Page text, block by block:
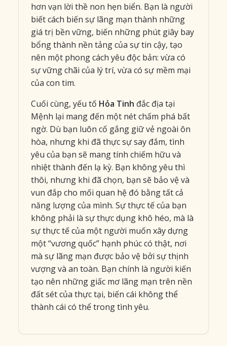
hơn vạn lời thề non hẹn biển. Bạn là người
biết cách biến sự lãng mạn thành những
giá trị bền vững, biến những phút giây bay
bổng thành nền tảng của sự tin cậy, tạo
nên một phong cách yêu độc bản: vừa có
sự vững chãi của lý trí, vừa có sự mềm mại
của con tim.
Cuối cùng, yếu tố Hỏa Tinh đắc địa tại
Mệnh lại mang đến một nét chấm phá bất
ngờ. Dù bạn luôn cố gắng giữ vẻ ngoài ôn
hòa, nhưng khi đã thực sự say đắm, tình
yêu của bạn sẽ mang tính chiếm hữu và
nhiệt thành đến lạ kỳ. Bạn không yêu thì
thôi, nhưng khi đã chọn, bạn sẽ bảo vệ và
vun đắp cho mối quan hệ đó bằng tất cả
năng lượng của mình. Sự thực tế của bạn
không phải là sự thực dụng khô héo, mà là
sự thực tế của một người muốn xây dựng
một “vương quốc” hạnh phúc có thật, nơi
mà sự lãng mạn được bảo vệ bởi sự thịnh
vượng và an toàn. Bạn chính là người kiến
tạo nên những giấc mơ lãng mạn trên nền
đất sét của thực tại, biến cái không thể
thành cái có thể trong tình yêu.